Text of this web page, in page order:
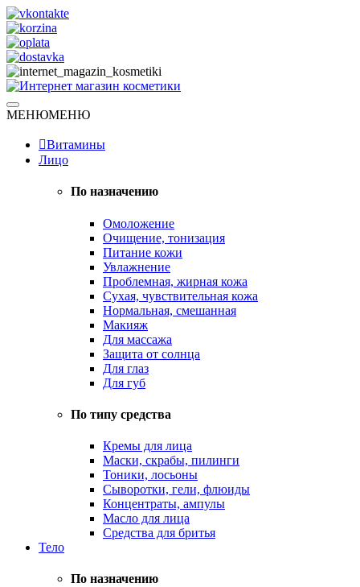
Skip
to
content
Интернет магазин косметики
Натуральная косметика
МЕНЮМЕНЮ
Витамины
Лицо
По назначению
Омоложение
Очищение, тонизация
Питание кожи
Увлажнение
Проблемная, жирная кожа
Сухая, чувствительная кожа
Нормальная, смешанная
Макияж
Для массажа
Защита от солнца
Для глаз
Для губ
По типу средства
Кремы для лица
Маски, скрабы, пилинги
Тоники, лосьоны
Сыворотки, гели, флюиды
Концентраты, ампулы
Масло для лица
Средства для бритья
Тело
По назначению